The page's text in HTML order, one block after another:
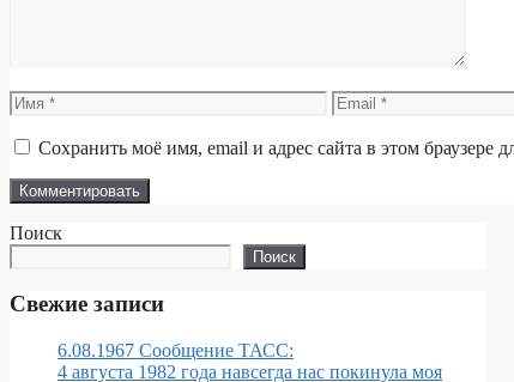
Имя Email
Сохранить моё имя, email и адрес сайта в этом
Поиск
Поиск
Свежие записи
6.08.1967 Сообщение ТАСС:
4 августа 1982 года навсегда нас покинула моя